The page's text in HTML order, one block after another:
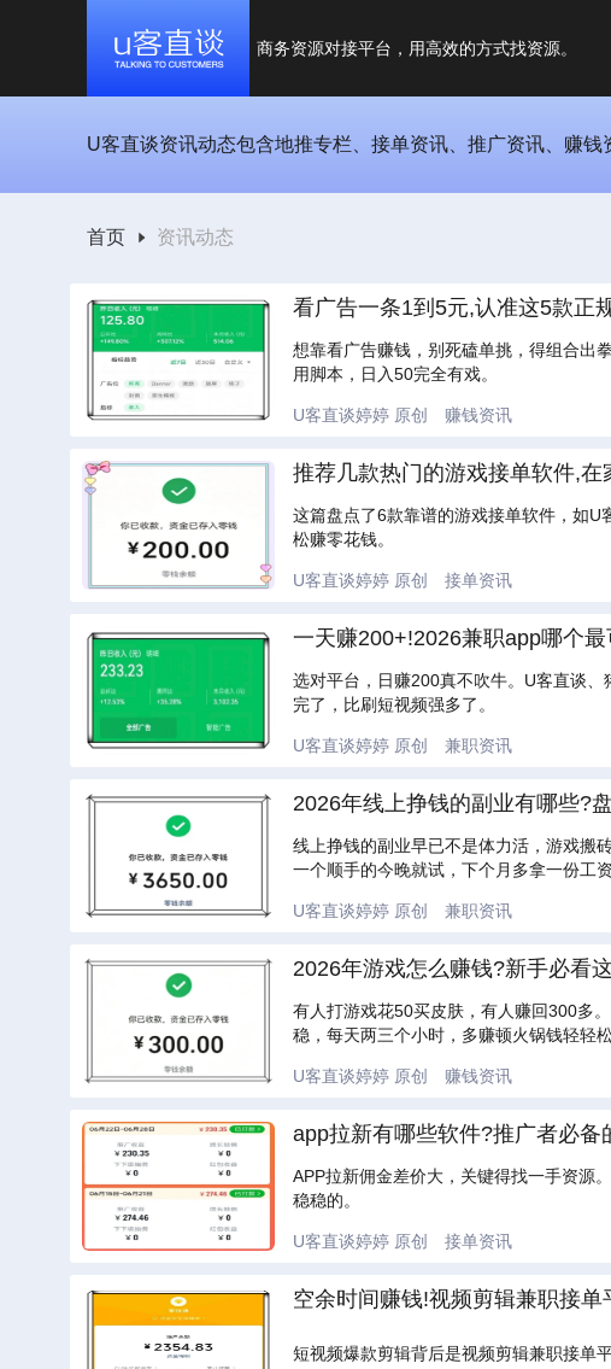
商务资源对接平台，用高效的方式找资源。
U客直谈资讯动态包含地推专栏、接单资讯、推广资讯、赚
首页 资讯动态
看广告一条1到5元,认准这5款正
想靠看广告赚钱，别死磕单挑，得组合出
用脚本，日入50完全有戏。
U客直谈婷婷 原创 赚钱资讯
推荐几款热门的游戏接单软件,
这篇盘点了6款靠谱的游戏接单软件，如
松赚零花钱。
U客直谈婷婷 原创 接单资讯
一天赚200+!2026兼职app哪个
选对平台，日赚200真不吹牛。U客直谈
完了，比刷短视频强多了。
U客直谈婷婷 原创 兼职资讯
2026年线上挣钱的副业有哪些?
线上挣钱的副业早已不是体力活，游戏搬
一个顺手的今晚就试，下个月多拿一份工
U客直谈婷婷 原创 兼职资讯
2026年游戏怎么赚钱?新手必看
有人打游戏花50买皮肤，有人赚回300多
稳，每天两三个小时，多赚顿火锅钱轻轻松
U客直谈婷婷 原创 赚钱资讯
app拉新有哪些软件?推广者必
APP拉新佣金差价大，关键得找一手资源
稳稳的。
U客直谈婷婷 原创 接单资讯
空余时间赚钱!视频剪辑兼职接
短视频爆款剪辑背后是视频剪辑兼职接单